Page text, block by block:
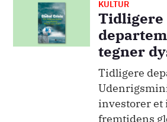
Billede KULTUR
Tidligere
tegner
Tidligere
investorer
fremtidens